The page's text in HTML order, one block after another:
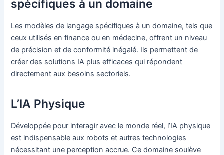
spécifiques à un domaine
Les modèles de langage spécifiques à un domaine, tels que
ceux utilisés en finance ou en médecine, offrent un niveau
de précision et de conformité inégalé. Ils permettent de
créer des solutions IA plus efficaces qui répondent
directement aux besoins sectoriels.
L’IA Physique
Développée pour interagir avec le monde réel, l’IA physique
est indispensable aux robots et autres technologies
nécessitant une perception accrue. Ce domaine soulève